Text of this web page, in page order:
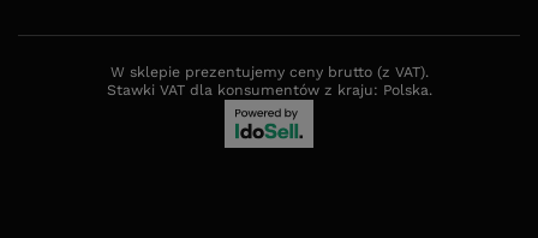
W sklepie prezentujemy ceny brutto (z VAT).
Stawki VAT dla konsumentów z kraju: Polska.